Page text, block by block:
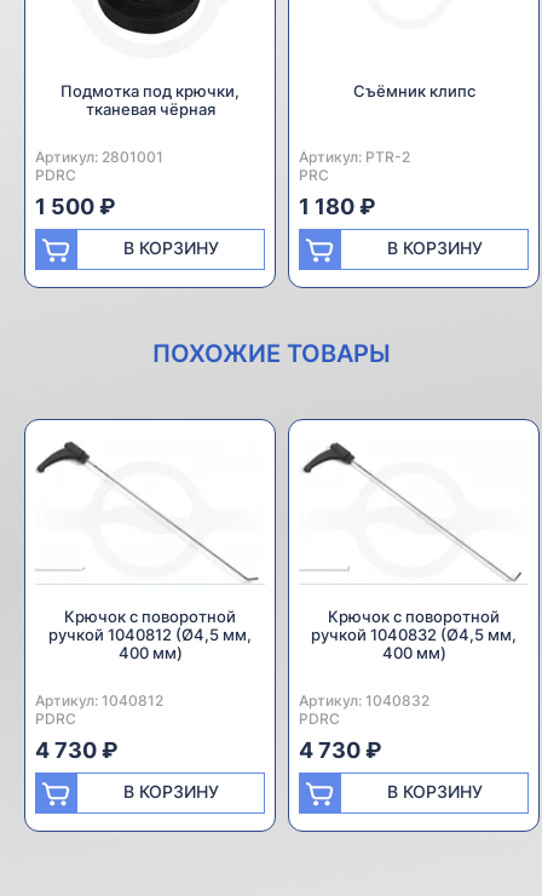
Подмотка под крючки,
тканевая чёрная
Артикул: 2801001
Производитель:
PDRC
1 500 ₽
В КОРЗИНУ
Съёмник клипс
Артикул: PTR-2
Производитель:
PRC
1 180 ₽
В КОРЗИНУ
ПОХОЖИЕ ТОВАРЫ
Крючок с поворотной
ручкой 1040812 (Ø4,5 мм,
400 мм)
Артикул: 1040812
Производитель:
PDRC
4 730 ₽
В КОРЗИНУ
Крючок с поворотной
ручкой 1040832 (Ø4,5 мм,
400 мм)
Артикул: 1040832
Производитель:
PDRC
4 730 ₽
В КОРЗИНУ